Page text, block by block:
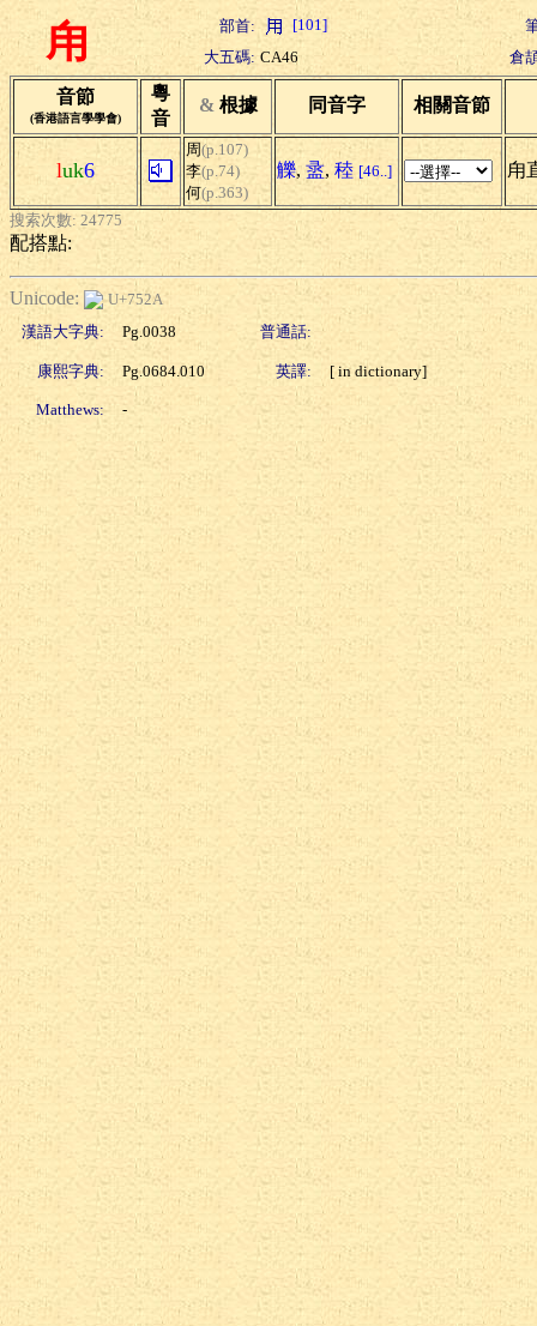
甪 部首: [101]
大五碼: CA46 倉
音節
(香港語言學學會)
粵
音
& 根據 同音字 相關音節
luk6
周(p.107)
李(p.74)
何(p.363)
觻, 盝, 稑 [46..] 甪
搜索次數: 24775
配搭點:
Unicode:
U+752A
漢語大字典:
Pg.0038 普通話:
康熙字典: Pg.0684.010 英譯: [ in dictionary]
Matthews: -